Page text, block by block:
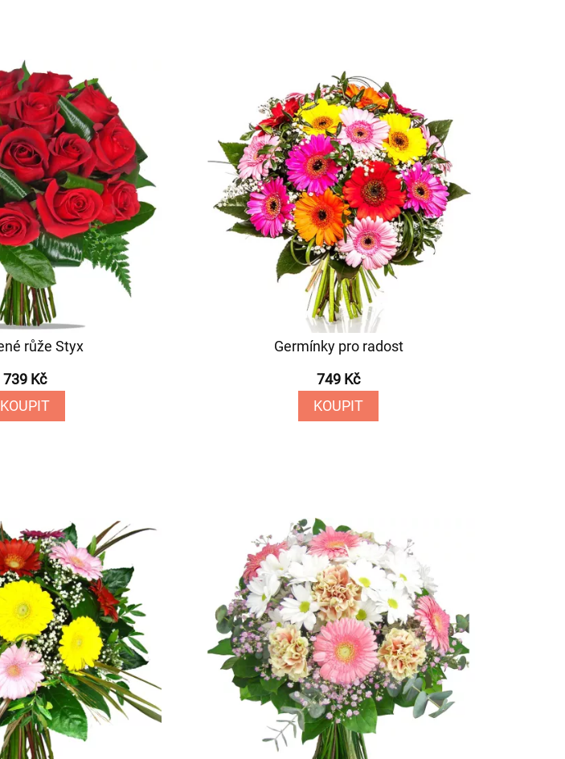
růže Styx
739 Kč
KOUPIT
Germínky pro radost
749 Kč
KOUPIT